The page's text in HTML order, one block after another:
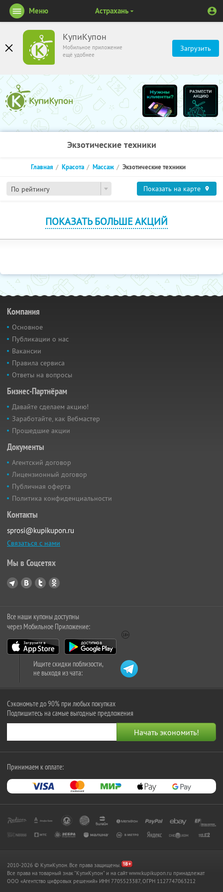
КупиКупон
Мобильное приложение
ещё удобнее
Загрузить
Меню Астрахань
Экзотические техники
По рейтингу
Главная Красота Массаж Экзотические техники
Показать на карте
ПОКАЗАТЬ БОЛЬШЕ АКЦИЙ
Компания
Основное
Публикации о нас
Вакансии
Правила сервиса
Ответы на вопросы
Бизнес-Партнёрам
Давайте сделаем акцию!
Заработайте, как Вебмастер
Прошедшие акции
Документы
Агентский договор
Лицензионный договор
Публичная оферта
Политика конфиденциальности
Контакты
sprosi@kupikupon.ru
Связаться с нами
Мы в Соцсетях
Все наши купоны доступны
через Мобильное Приложение:
Ищите скидки поблизости,
не выходя из чата:
Сэкономьте до 90% при любых покупках
Подпишитесь на самые выгодные предложения
Принимаем к оплате:
2010-2026 © КупиКупон. Все права защищены.
Все права на товарный знак "КупиКупон" и на сайт www.kupikupon.ru принадлежат
OOO «Агентство цифровых решений» ИНН 7705523387, ОГРН 1127747063212